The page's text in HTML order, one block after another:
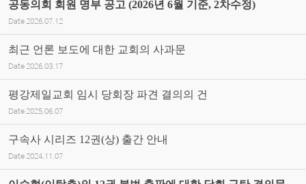
공동의회 회원 명부 공고 (2026년 6월 기준, 2차수정)
Date 2026.07.12
최근 언론 보도에 대한 교회의 사과문
Date 2026.03.17
평강제일교회 임시 당회장 파견 결의의 건
Date 2025.06.07
구속사 시리즈 12권(상) 출간 안내
Date 2024.11.07